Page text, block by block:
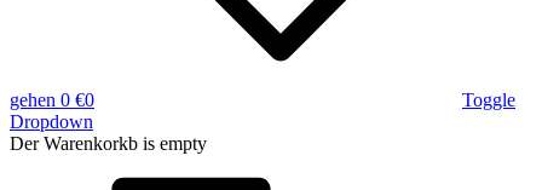
gehen 0 €0
Toggle
Dropdown
Der Warenkorkb is empty